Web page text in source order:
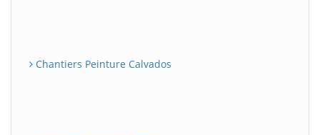
Chantiers Peinture Calvados